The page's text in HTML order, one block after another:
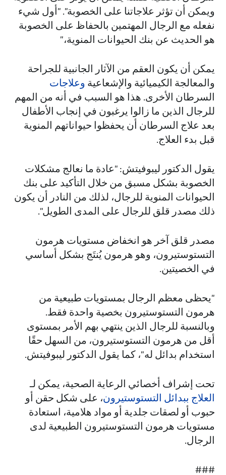
ويمكن أن تؤثر علاجاتنا على الخصوبة". "أول شيء
نفعله مع الرجال المهتمين بالحفاظ على الخصوبة
هو الحديث عن بنك الحيوانات المنوية،"
يمكن أن يكون العقم من الآثار الجانبية للجراحة
والمعالجة الكيميائية والإشعاعية وعلاجات
السرطان الأخرى. هذا هو السبب في أنه من المهم
للرجال الذين ما زالوا يرغبون في إنجاب الأطفال
بعد علاج السرطان أن يحفظوا حيواناتهم المنوية
قبل بدء العلاج.
يقول الدكتور ليبوفيتش: "عادة ما نعالج مشكلات
الخصوبة بشكل مسبق من خلال التأكيد على بنك
الحيوانات المنوية للرجال، لذلك من النادر أن يكون
ذلك مصدر قلق للرجال على المدى الطويل".
مصدر قلق آخر هو انخفاض مستويات هرمون
التستوستيرون، وهو هرمون يُنتَج بشكل أساسي
في الخصيتين.
"يحظى معظم الرجال بمستويات طبيعية من
هرمون التستوستيرون بخصية واحدة فقط.
وبالنسبة للرجال الذين ينتهي بهم الأمر بمستوى
أقل من هرمون التستوستيرون، من السهل حقًا
استخدام بدائل له"، كما يقول الدكتور ليبوفيتش.
تحت إشراف أخصائي الرعاية الصحية، يمكن لـ
العلاج ببدائل التستوستيرون، على شكل حقن أو
حبوب أو لصقات جلدية أو مواد هلامية، استعادة
مستويات هرمون التستوستيرون الطبيعية لدى
الرجال.
###